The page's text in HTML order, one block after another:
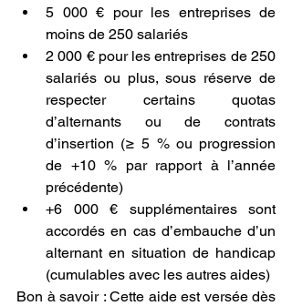
5 000 € pour les entreprises de
moins de 250 salariés
2 000 € pour les entreprises de 250
salariés ou plus, sous réserve de
respecter certains quotas
d’alternants ou de contrats
d’insertion (≥ 5 % ou progression
de +10 % par rapport à l’année
précédente)
+6 000 € supplémentaires sont
accordés en cas d’embauche d’un
alternant en situation de handicap
(cumulables avec les autres aides)
Bon à savoir : Cette aide est versée dès